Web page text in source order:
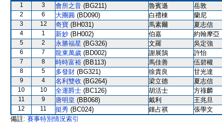
1 3 會所之音 (BG211) 魯賓遜 岳敦
2 6 大團圓 (BD090) 白禮棟 蘭尼
3 12 奇寶 (BH031) 馬素爾 夏志信
4 1 新妙 (BH002) 伯嘉 約翰摩亞
5 2 永勝福星 (BG326) 文羅 吳定強
6 7 龍東萬歲 (BD002) 謝展鵠 許怡
7 8 時時富裕 (BB113) 馬佳善 伍碧權
8 5 多發財 (BG321) 徐貴良 甘光達
9 4 名利雙收 (BG264) 梁立德 夏志信
10 10 全運爵士 (BC126) 胡活士 方祿麟
11 9 唐明皇 (BB068) 戴利 王兆旦
12 11 挺秀 (BC024) 鍾占祺
張學文
備註: 賽事特別情況索引